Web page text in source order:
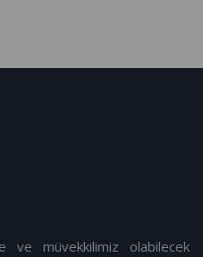
ve müvekkilimiz olabilecek